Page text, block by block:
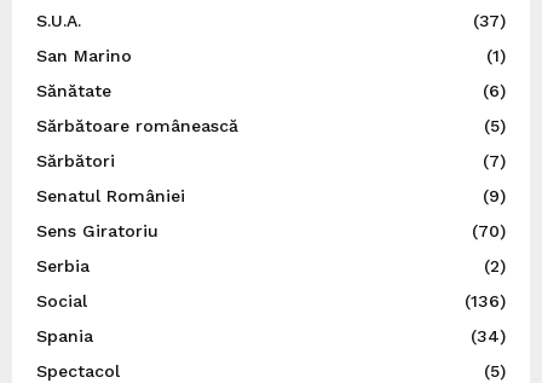
S.U.A.
(37)
San Marino
(1)
Sănătate
(6)
Sărbătoare românească
(5)
Sărbători
(7)
Senatul României
(9)
Sens Giratoriu
(70)
Serbia
(2)
Social
(136)
Spania
(34)
Spectacol
(5)